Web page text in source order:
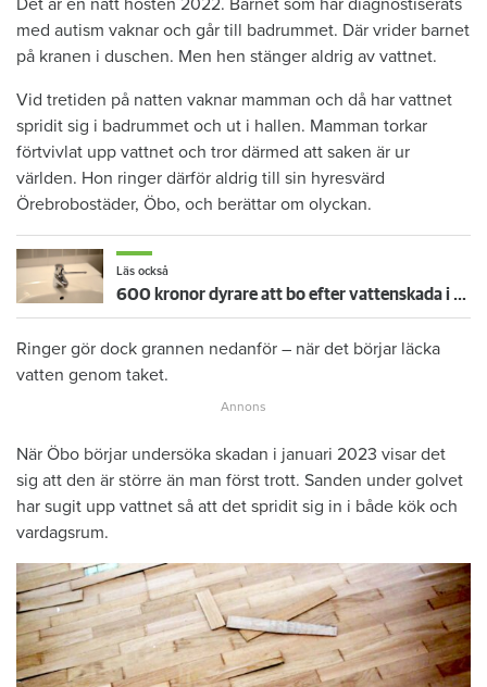
med autism vaknar och går till badrummet. Där vrider barnet
på kranen i duschen. Men hen stänger aldrig av vattnet.
Vid tretiden på natten vaknar mamman och då har vattnet
spridit sig i badrummet och ut i hallen. Mamman torkar
förtvivlat upp vattnet och tror därmed att saken är ur
världen. Hon ringer därför aldrig till sin hyresvärd
Örebrobostäder, Öbo, och berättar om olyckan.
Läs också
600 kronor dyrare att bo efter vattenskada i Varberg
Ringer gör dock grannen nedanför – när det börjar läcka
vatten genom taket.
När Öbo börjar undersöka skadan i januari 2023 visar det
sig att den är större än man först trott. Sanden under golvet
har sugit upp vattnet så att det spridit sig in i både kök och
vardagsrum.